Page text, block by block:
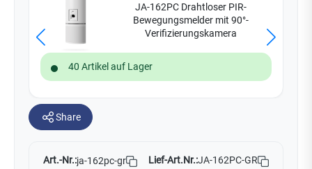
JA-162PC Drahtloser PIR-
Bewegungsmelder mit 90°-
Verifizierungskamera
40 Artikel auf Lager
Share
Art.-Nr.:ja-162pc-gr Lief-Art.Nr.:JA-162PC-GR